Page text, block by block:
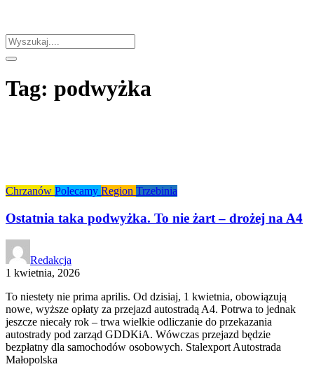
Tag: podwyżka
Chrzanów Polecamy Region Trzebinia
Ostatnia taka podwyżka. To nie żart – drożej na A4
Redakcja
1 kwietnia, 2026
To niestety nie prima aprilis. Od dzisiaj, 1 kwietnia, obowiązują
nowe, wyższe opłaty za przejazd autostradą A4. Potrwa to jednak
jeszcze niecały rok – trwa wielkie odliczanie do przekazania
autostrady pod zarząd GDDKiA. Wówczas przejazd będzie
bezpłatny dla samochodów osobowych. Stalexport Autostrada
Małopolska